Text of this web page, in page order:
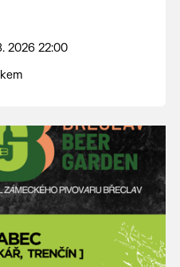
2026 22:00